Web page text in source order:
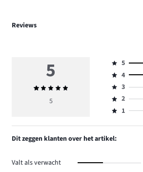
Reviews
5
Gemiddelde
beoordeling
5
Beoordeling
5,
aantal
reviews
3.
5
Beoordeling
4,
aantal
reviews
4
Beoordeling
3,
aantal
3
Beoordeling
2,
0.
2
Beoordeling
1,
aantal
reviews
1
Dit zeggen klanten over het artikel:
Valt als verwacht